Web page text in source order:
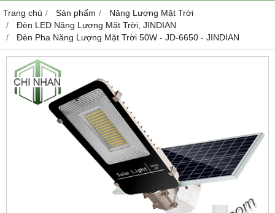
Trang chủ Sản phẩm
Năng Lượng Mặt Trời
Đèn LED Năng Lượng Mặt Trời, JINDIAN
Đèn Pha Năng Lượng Mặt Trời 50W - JD-6650 - JINDIAN